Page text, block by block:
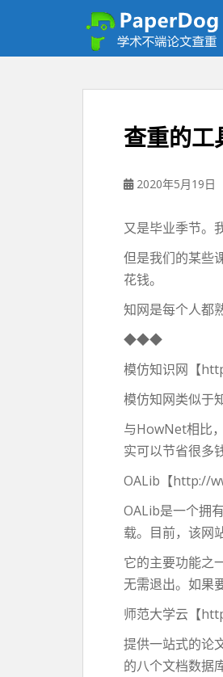
查重的工
2020年5月19日
又是毕业季节。
但是我们的某些
花钱。
知网是每个人都
◆◆◆
模仿知识网【
模仿知网类似于
与HowNet相比
实可以节省很多
OALib【http://
OALib是一个拥
载。目前，该网
它的主要功能之
无需退出。如果
师范大学云【
提供一站式的论
的八个文档数据